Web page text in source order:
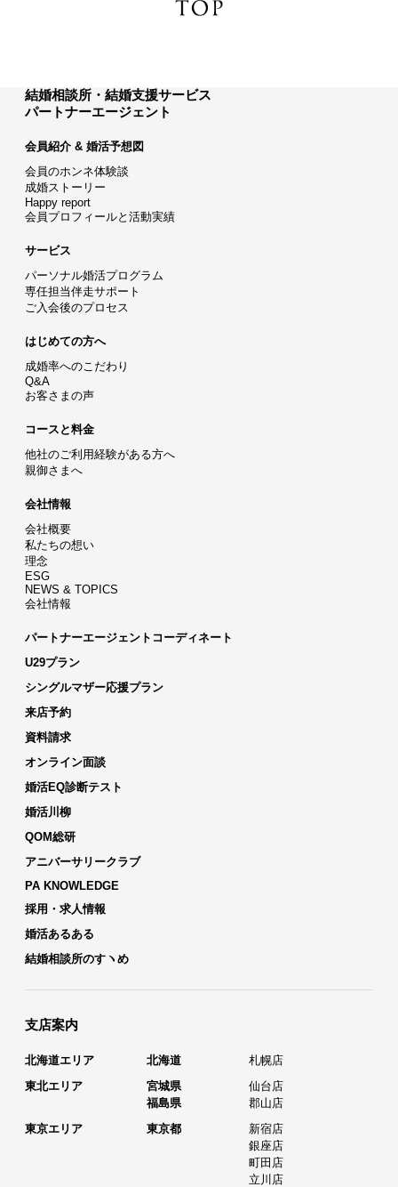
結婚相談所・結婚支援サービス
パートナーエージェント
会員紹介 & 婚活予想図
会員のホンネ体験談
成婚ストーリー
Happy report
会員プロフィールと活動実績
サービス
パーソナル婚活プログラム
専任担当伴走サポート
ご入会後のプロセス
はじめての方へ
成婚率へのこだわり
Q&A
お客さまの声
コースと料金
他社のご利用経験がある方へ
親御さまへ
会社情報
会社概要
私たちの想い
理念
ESG
NEWS & TOPICS
会社情報
パートナーエージェントコーディネート
U29プラン
シングルマザー応援プラン
来店予約
資料請求
オンライン面談
婚活EQ診断テスト
婚活川柳
QOM総研
アニバーサリークラブ
PA KNOWLEDGE
採用・求人情報
婚活あるある
結婚相談所のすヽめ
支店案内
北海道エリア 北海道
札幌店
東北エリア
宮城県
仙台店
福島県
郡山店
東京エリア
東京都
新宿店
銀座店
町田店
立川店